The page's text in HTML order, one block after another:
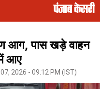
आग, पास खड़े वाहन
आए
2026 - 09:12 PM (IST)